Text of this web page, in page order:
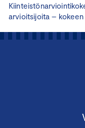
arvioitsijoita –